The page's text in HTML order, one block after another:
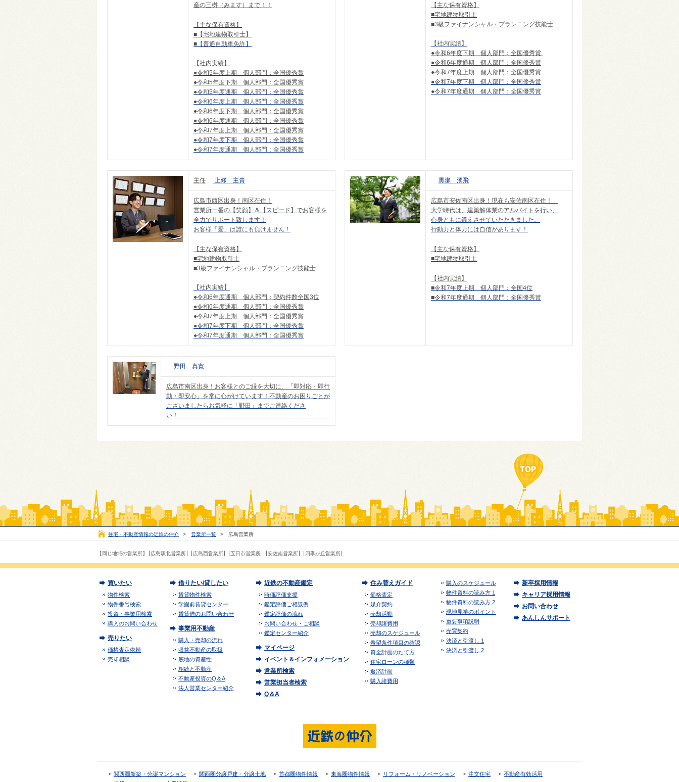
産の三桝（みます）まで！！
【主な保有資格】
■【宅地建物取引士】
■【普通自動車免許】
【社内実績】
●令和5年度上期 個人部門：全国優秀賞
●令和5年度下期 個人部門：全国優秀賞
●令和5年度通期 個人部門：全国優秀賞
●令和6年度上期 個人部門：全国優秀賞
●令和6年度下期 個人部門：全国優秀賞
●令和6年度通期 個人部門：全国優秀賞
●令和7年度上期 個人部門：全国優秀賞
●令和7年度下期 個人部門：全国優秀賞
●令和7年度通期 個人部門：全国優秀賞
【主な保有資格】
■宅地建物取引士
■3級ファイナンシャル・プランニング技能士
【社内実績】
●令和6年度下期 個人部門：全国優秀賞
●令和6年度通期 個人部門：全国優秀賞
●令和7年度上期 個人部門：全国優秀賞
●令和7年度下期 個人部門：全国優秀賞
●令和7年度通期 個人部門：全国優秀賞
主任 上條 主貴
広島市西区出身！南区在住！
営業所一番の【笑顔】＆【スピード】でお客様を
全力でサポート致します！
お客様「愛」は誰にも負けません！
【主な保有資格】
■宅地建物取引士
■3級ファイナンシャル・プランニング技能士
【社内実績】
●令和6年度通期 個人部門：契約件数全国3位
●令和6年度通期 個人部門：全国優秀賞
●令和7年度上期 個人部門：全国優秀賞
●令和7年度下期 個人部門：全国優秀賞
●令和7年度通期 個人部門：全国優秀賞
黒瀬 湧飛
広島市安佐南区出身！現在も安佐南区在住！
大学時代は、建築解体業のアルバイトを行い、
心身ともに鍛えさせていただきました。
行動力と体力には自信があります！
【主な保有資格】
■宅地建物取引士
【社内実績】
■令和7年度上期 個人部門：全国4位
■令和7年度通期 個人部門：全国優秀賞
野田 真寛
広島市南区出身！お客様とのご縁を大切に、「即対応・即行
動・即安心」を常に心がけています！不動産のお困りごとが
ございましたらお気軽に「野田」までご連絡くださ
い！
住宅・不動産情報の近鉄の仲介 > 営業所一覧 > 広島営業所
【同じ地域の営業所】 広島駅北営業所 広島西営業所 五日市営業所 安佐南営業所 四季が丘営業所
買いたい
物件検索
物件番号検索
投資・事業用検索
購入のお問い合わせ
売りたい
価格査定依頼
売却相談
借りたい/貸したい
賃貸物件検索
学園前賃貸センター
賃貸借のお問い合わせ
事業用不動産
購入・売却の流れ
収益不動産の取扱
底地の資産性
相続と不動産
不動産投資のQ＆A
法人営業センター紹介
近鉄の不動産鑑定
時価評価支援
鑑定評価ご相談例
鑑定評価の流れ
お問い合わせ・ご相談
鑑定センター紹介
マイページ
イベント＆インフォメーション
営業所検索
営業担当者検索
Q＆A
住み替えガイド
価格査定
媒介契約
売却活動
売却諸費用
売却のスケジュール
希望条件項目の確認
資金計画のたて方
住宅ローンの種類
返済計画
購入諸費用
購入のスケジュール
物件資料の読み方 1
物件資料の読み方 2
現地見学のポイント
重要事項説明
売買契約
決済と引渡し 1
決済と引渡し 2
新卒採用情報
キャリア採用情報
お問い合わせ
あんしんサポート
関西圏新築・分譲マンション 関西圏分譲戸建・分譲土地 首都圏物件情報 東海圏物件情報 リフォーム・リノベーション 注文住宅
不動産有効活用